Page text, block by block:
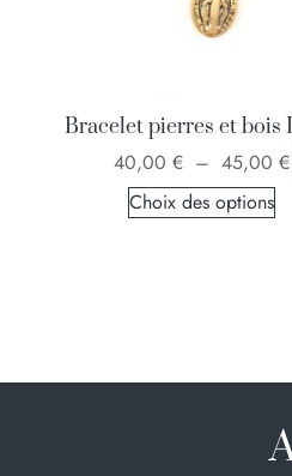
Bracelet pierres et bois
40,00 € – 45,00 €
Choix des options